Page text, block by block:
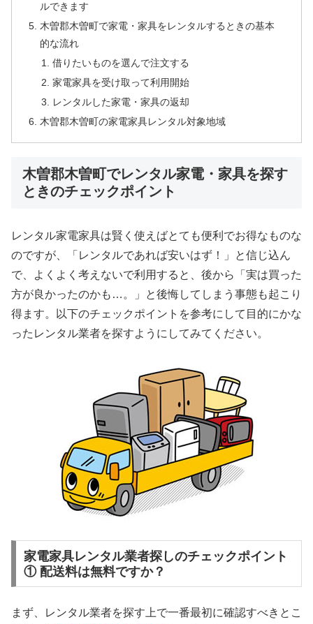
ルできます
木曽郡木曽町で家電・家具をレンタルするときの基本
的な流れ
借りたいものを選んで注文する
家電家具を受け取って利用開始
レンタルした家電・家具の返却
木曽郡木曽町の家電家具レンタル対象地域
木曽郡木曽町でレンタル家電・家具を探す
ときのチェックポイント
レンタル家電家具は賢く使えばとても便利でお得なものな
のですが、「レンタルであれば安いはず！」と信じ込ん
で、よくよく考えないで利用すると、後から「実は買った
方が良かったのかも…。」と後悔してしまう事態も起こり
得ます。以下のチェックポイントを参考にして目的にかな
ったレンタル業者を探すようにしてみてください。
家電家具レンタル業者探しのチェックポイント
① 配送料は無料ですか？
まず、レンタル業者を探す上で一番最初に確認すべきとこ